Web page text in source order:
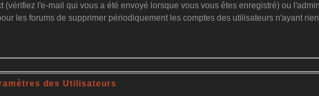
l'e-mail qui vous a été envoyé lorsque vous vous êtes enregistré) ou
les forums de supprimer périodiquement les comptes des utilisateurs n'ayant
des Utilisateurs